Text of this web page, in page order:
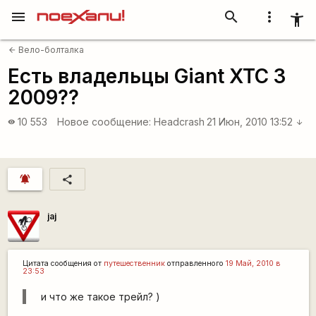
more_vert accessibility_new
search
menu
arrow_back Вело-болталка
Есть владельцы Giant XTC 3
2009??
visibility 10 553 Новое сообщение: Headcrash 21 Июн, 2010 13:52 arrow_downward
notifications_active share
jaj
Цитата сообщения от путешественникотправленного 19 Май, 2010 в
23:53
и что же такое трейл? )